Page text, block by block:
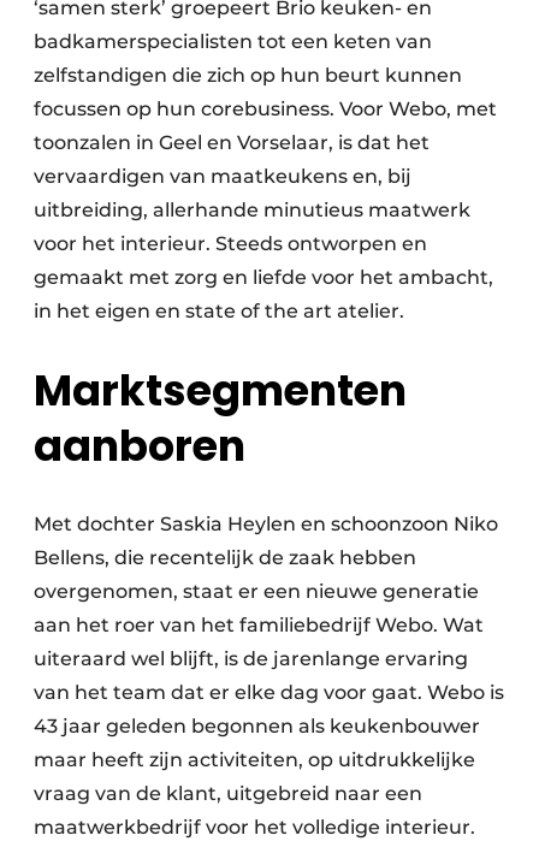
‘samen sterk’ groepeert Brio keuken- en
badkamerspecialisten tot een keten van
zelfstandigen die zich op hun beurt kunnen
focussen op hun corebusiness. Voor Webo, met
toonzalen in Geel en Vorselaar, is dat het
vervaardigen van maatkeukens en, bij
uitbreiding, allerhande minutieus maatwerk
voor het interieur. Steeds ontworpen en
gemaakt met zorg en liefde voor het ambacht,
in het eigen en state of the art atelier.
Marktsegmenten
aanboren
Met dochter Saskia Heylen en schoonzoon Niko
Bellens, die recentelijk de zaak hebben
overgenomen, staat er een nieuwe generatie
aan het roer van het familiebedrijf Webo. Wat
uiteraard wel blijft, is de jarenlange ervaring
van het team dat er elke dag voor gaat. Webo is
43 jaar geleden begonnen als keukenbouwer
maar heeft zijn activiteiten, op uitdrukkelijke
vraag van de klant, uitgebreid naar een
maatwerkbedrijf voor het volledige interieur.